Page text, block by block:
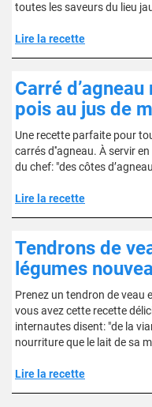
toutes les saveurs du lieu
Lire la recette
Carré
pois au jus de
Une recette parfaite pour
carrés d''agneau. À servir
du chef: "des côtes
Lire la recette
Tendrons de
légumes
Prenez un tendron de veau
vous avez cette recette
internautes disent: "de la
nourriture que le lait de sa
Lire la recette